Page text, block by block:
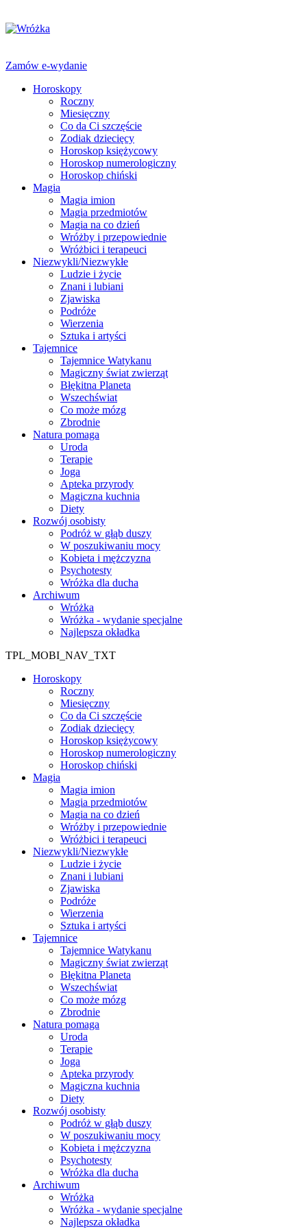
Zamów e-wydanie
Horoskopy
Roczny
Miesięczny
Co da Ci szczęście
Zodiak dziecięcy
Horoskop księżycowy
Horoskop numerologiczny
Horoskop chiński
Magia
Magia imion
Magia przedmiotów
Magia na co dzień
Wróżby i przepowiednie
Wróżbici i terapeuci
Niezwykli/Niezwykłe
Ludzie i życie
Znani i lubiani
Zjawiska
Podróże
Wierzenia
Sztuka i artyści
Tajemnice
Tajemnice Watykanu
Magiczny świat zwierząt
Błękitna Planeta
Wszechświat
Co może mózg
Zbrodnie
Natura pomaga
Uroda
Terapie
Joga
Apteka przyrody
Magiczna kuchnia
Diety
Rozwój osobisty
Podróż w głąb duszy
W poszukiwaniu mocy
Kobieta i mężczyzna
Psychotesty
Wróżka dla ducha
Archiwum
Wróżka
Wróżka - wydanie specjalne
Najlepsza okładka
TPL_MOBI_NAV_TXT
Horoskopy
Roczny
Miesięczny
Co da Ci szczęście
Zodiak dziecięcy
Horoskop księżycowy
Horoskop numerologiczny
Horoskop chiński
Magia
Magia imion
Magia przedmiotów
Magia na co dzień
Wróżby i przepowiednie
Wróżbici i terapeuci
Niezwykli/Niezwykłe
Ludzie i życie
Znani i lubiani
Zjawiska
Podróże
Wierzenia
Sztuka i artyści
Tajemnice
Tajemnice Watykanu
Magiczny świat zwierząt
Błękitna Planeta
Wszechświat
Co może mózg
Zbrodnie
Natura pomaga
Uroda
Terapie
Joga
Apteka przyrody
Magiczna kuchnia
Diety
Rozwój osobisty
Podróż w głąb duszy
W poszukiwaniu mocy
Kobieta i mężczyzna
Psychotesty
Wróżka dla ducha
Archiwum
Wróżka
Wróżka - wydanie specjalne
Najlepsza okładka